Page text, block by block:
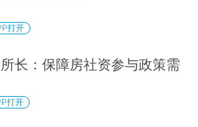
打开
长：保障房社资参与政策需
打开